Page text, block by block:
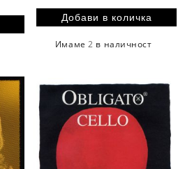
Имаме2 в наличност